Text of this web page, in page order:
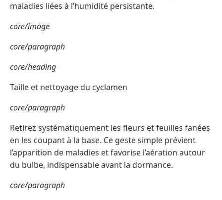
maladies liées à l’humidité persistante.
core/image
core/paragraph
core/heading
Taille et nettoyage du cyclamen
core/paragraph
Retirez systématiquement les fleurs et feuilles fanées
en les coupant à la base. Ce geste simple prévient
l’apparition de maladies et favorise l’aération autour
du bulbe, indispensable avant la dormance.
core/paragraph